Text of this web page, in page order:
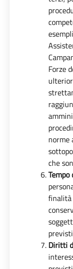
Forze
norme
che
finalità
Diritti